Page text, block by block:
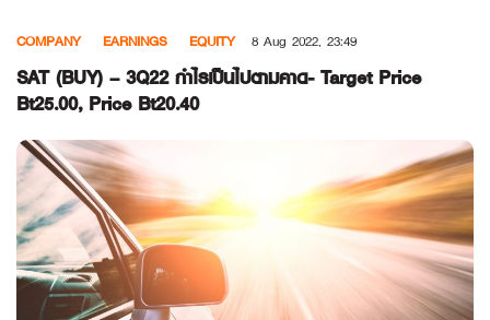
content
COMPANY EARNINGS EQUITY 8 Aug 2022, 23:49
SAT (BUY) – 3Q22 กำไรเป็นไปตามคาด- Target Price
Bt25.00, Price Bt20.40